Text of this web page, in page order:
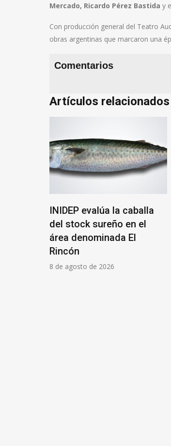
Mercado, Ricardo Pérez Bastida y
Con producción general del Teatro
obras argentinas que marcaron una
Comentarios
Artículos relacionados
INIDEP evalúa la caballa
del stock sureño en el
área denominada El
Rincón
8 de agosto de 2026